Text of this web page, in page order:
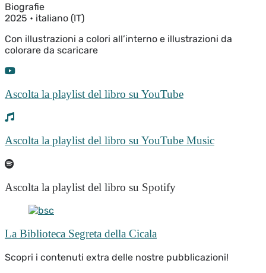
Biografie
2025 • italiano (IT)
Con illustrazioni a colori all’interno e illustrazioni da
colorare da scaricare
Ascolta la playlist del libro su YouTube
Ascolta la playlist del libro su YouTube Music
Ascolta la playlist del libro su Spotify
La Biblioteca Segreta della Cicala
Scopri i contenuti extra delle nostre pubblicazioni!